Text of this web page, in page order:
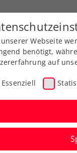
Webseite
benötigt,
auf
Essenziell